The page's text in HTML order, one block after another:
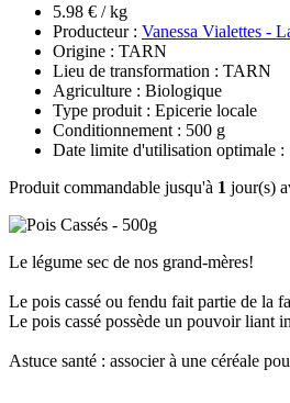
5.98 € / kg
Producteur : Vanessa Vialettes -
Origine : TARN
Lieu de transformation : TARN
Agriculture : Biologique
Type produit : Epicerie locale
Conditionnement : 500 g
Date limite d'utilisation optimale :
Produit commandable jusqu'à 1 jour(s)
Le légume sec de nos grand-mères!
Le pois cassé ou fendu fait partie de la
Le pois cassé possède un pouvoir liant
Astuce santé : associer à une céréale